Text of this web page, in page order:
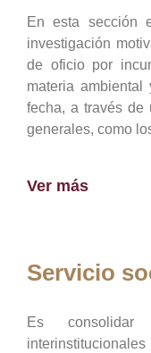
En esta sección
investigación
de oficio por
materia
fecha, a través de
generales, como
Ver más
Servicio
Es